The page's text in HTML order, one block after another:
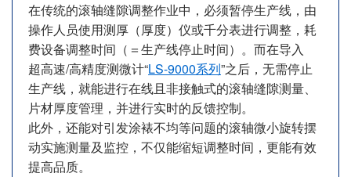
在传统的滚轴缝隙调整作业中，必须暂停生产线，由
操作人员使用测厚（厚度）仪或千分表进行调整，耗
费设备调整时间（＝生产线停止时间）。而在导入
超高速/高精度测微计“LS-9000系列”之后，无需停止
生产线，就能进行在线且非接触式的滚轴缝隙测量、
片材厚度管理，并进行实时的反馈控制。
此外，还能对引发涂裱不均等问题的滚轴微小旋转摆
动实施测量及监控，不仅能缩短调整时间，更能有效
提高品质。